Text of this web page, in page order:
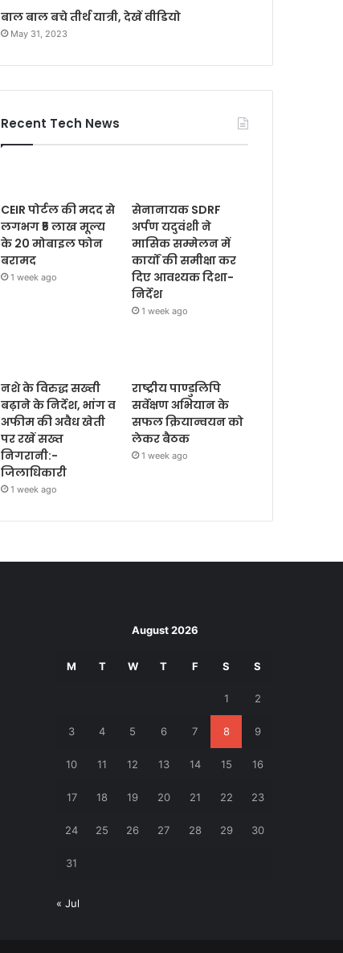
बाल बाल बचे तीर्थ यात्री, देखें वीडियो
May 31, 2023
Recent Tech News
CEIR पोर्टल की मदद से
लगभग ₹5 लाख मूल्य
के 20 मोबाइल फोन
बरामद
1 week ago
सेनानायक SDRF
अर्पण यदुवंशी ने
मासिक सम्मेलन में
कार्यों की समीक्षा कर
दिए आवश्यक दिशा-
निर्देश
1 week ago
नशे के विरुद्ध सख्ती
बढ़ाने के निर्देश, भांग व
अफीम की अवैध खेती
पर रखें सख्त
निगरानी:-
जिलाधिकारी
1 week ago
राष्ट्रीय पाण्डुलिपि
सर्वेक्षण अभियान के
सफल क्रियान्वयन को
लेकर बैठक
1 week ago
August 2026
M T W T F S S
1 2
3 4 5 6 7 8 9
10 11 12 13 14 15 16
17 18 19 20 21 22 23
24 25 26 27 28 29 30
31
« Jul